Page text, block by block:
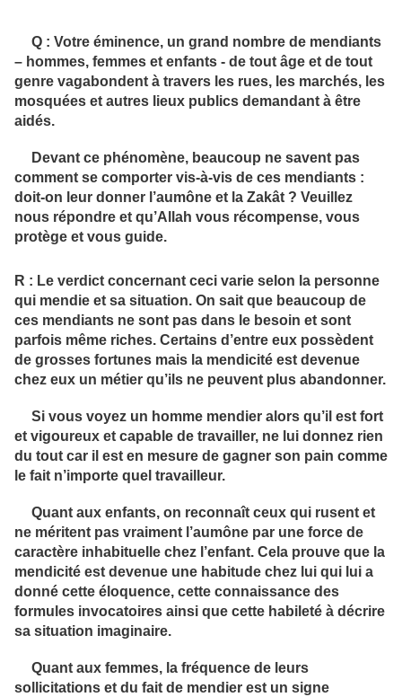
Q : Votre éminence, un grand nombre de mendiants
– hommes, femmes et enfants - de tout âge et de tout
genre vagabondent à travers les rues, les marchés, les
mosquées et autres lieux publics demandant à être
aidés.
Devant ce phénomène, beaucoup ne savent pas
comment se comporter vis-à-vis de ces mendiants :
doit-on leur donner l’aumône et la Zakât ? Veuillez
nous répondre et qu’Allah vous récompense, vous
protège et vous guide.
R : Le verdict concernant ceci varie selon la personne
qui mendie et sa situation. On sait que beaucoup de
ces mendiants ne sont pas dans le besoin et sont
parfois même riches. Certains d’entre eux possèdent
de grosses fortunes mais la mendicité est devenue
chez eux un métier qu’ils ne peuvent plus abandonner.
Si vous voyez un homme mendier alors qu’il est fort
et vigoureux et capable de travailler, ne lui donnez rien
du tout car il est en mesure de gagner son pain comme
le fait n’importe quel travailleur.
Quant aux enfants, on reconnaît ceux qui rusent et
ne méritent pas vraiment l’aumône par une force de
caractère inhabituelle chez l’enfant. Cela prouve que la
mendicité est devenue une habitude chez lui qui lui a
donné cette éloquence, cette connaissance des
formules invocatoires ainsi que cette habileté à décrire
sa situation imaginaire.
Quant aux femmes, la fréquence de leurs
sollicitations et du fait de mendier est un signe